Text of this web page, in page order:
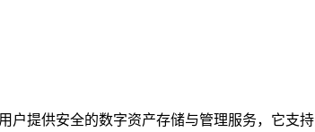
提供安全的数字资产存储与管理服务，它支